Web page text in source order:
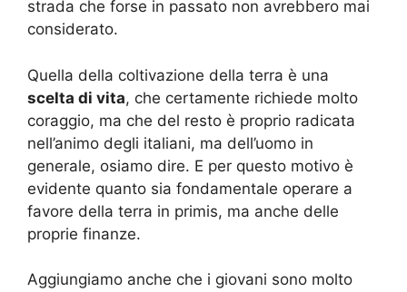
strada che forse in passato non avrebbero mai
considerato.
Quella della coltivazione della terra è una
scelta di vita, che certamente richiede molto
coraggio, ma che del resto è proprio radicata
nell’animo degli italiani, ma dell’uomo in
generale, osiamo dire. E per questo motivo è
evidente quanto sia fondamentale operare a
favore della terra in primis, ma anche delle
proprie finanze.
Aggiungiamo anche che i giovani sono molto